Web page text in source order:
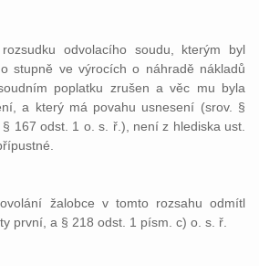
odvolacího soudu, kterým byl
stupně ve výrocích o náhradě nákladů
poplatku zrušen a věc mu byla
a který má povahu usnesení (srov. §
167 odst. 1 o. s. ř.), není z hlediska ust.
žalobce v tomto rozsahu odmítl
první, a § 218 odst. 1 písm. c) o. s. ř.